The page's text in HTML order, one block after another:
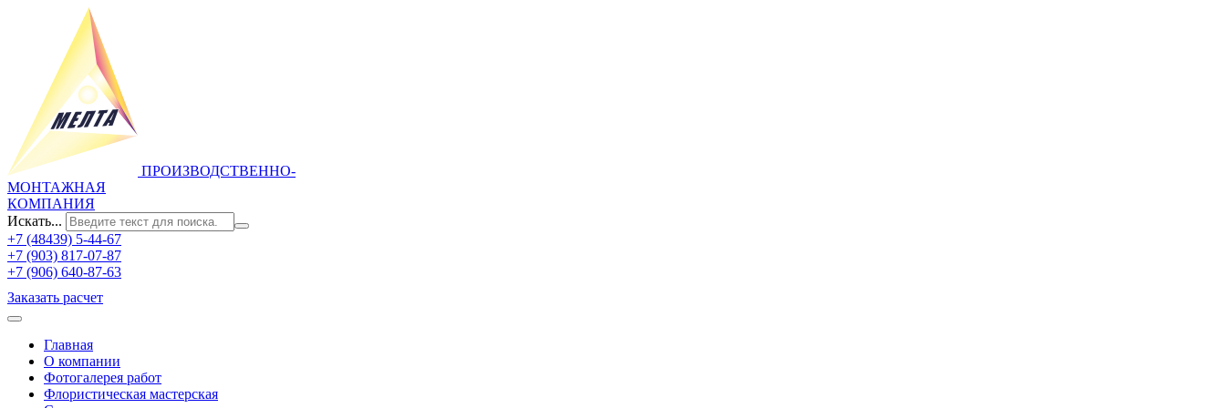
ПРОИЗВОДСТВЕННО-
МОНТАЖНАЯ
КОМПАНИЯ
Искать...
+7 (48439) 5-44-67
+7 (903) 817-07-87
+7 (906) 640-87-63
Заказать расчет
Главная
О компании
Фотогалерея работ
Флористическая мастерская